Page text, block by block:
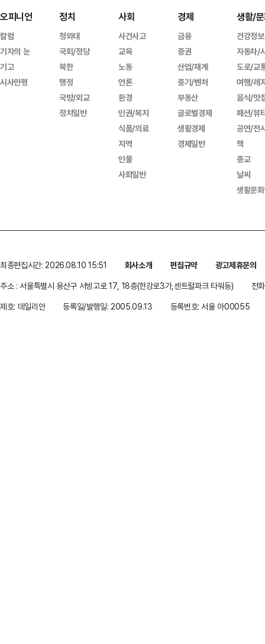
오피니언
칼럼
기자의 눈
기고
시사만평
정치
청와대
국회/정당
북한
행정
국방/외교
정치일반
사회
사건사고
교육
노동
언론
환경
인권/복지
식품/의료
지역
인물
사회일반
경제
금융
증권
산업/재계
중기/벤처
부동산
글로벌경제
생활경제
경제일반
생활/
건강정보
자동차/
도로/교
여행/레
음식/맛
패션/뷰
공연/전
책
종교
날씨
생활문
최종편집시간: 2026.08.10 15:51 회사소개 편집규약
광고제휴문의
주소 : 서울특별시 용산구 서빙고로 17, 18층(한강로3가,센트럴파크 타워동)
전
제호: 데일리안
등록일/발행일: 2005.09.13 등록번호: 서울 아00055